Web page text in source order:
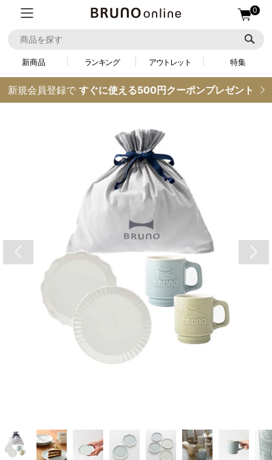
0
新商品 ランキング アウトレット 特集
新規会員登録で すぐに使える500円クーポンプレゼント